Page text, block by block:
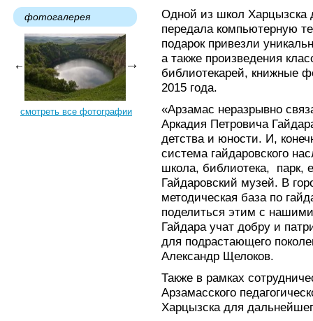
фотогалерея
смотреть все фотографии
Одной из школ Харцызска
передала компьютерную
подарок привезли
а также произведения
библиотекарей, книжные
2015 года.
«Арзамас неразрывно
Аркадия Петровича
детства и юности. И,
система гайдаровского
школа, библиотека, парк,
Гайдаровский музей. В
методическая база по
поделиться этим с
Гайдара учат добру и
для подрастающего
Александр Щелоков.
Также в рамках
Арзамасского
Харцызска для